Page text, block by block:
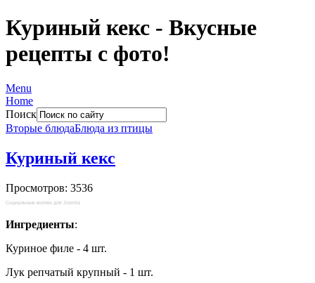
Куриный кекс - Вкусные
рецепты с фото!
Menu
Home
Поиск
Вторые блюдаБлюда из птицы
Куриный кекс
Просмотров: 3536
Социальные кнопки для Joomla
Ингредиенты:
Куриное филе - 4 шт.
Лук репчатый крупный - 1 шт.